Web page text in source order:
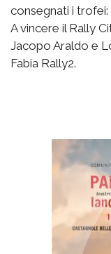
consegnati i trofei:
A vincere il Rally
Jacopo Araldo e
Fabia Rally2.